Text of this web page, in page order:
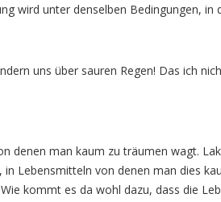
wird unter denselben Bedingungen, in
uns über sauren Regen! Das ich
denen man kaum zu träumen wagt.
Lebensmitteln von denen man dies
kommt es da wohl dazu, dass die